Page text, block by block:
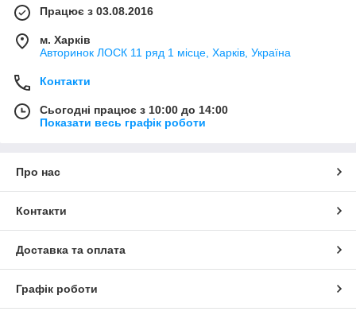
Працює з 03.08.2016
м. Харків
Авторинок ЛОСК 11 ряд 1 місце, Харків, Україна
Контакти
Сьогодні працює з 10:00 до 14:00
Показати весь графік роботи
Про нас
Контакти
Доставка та оплата
Графік роботи